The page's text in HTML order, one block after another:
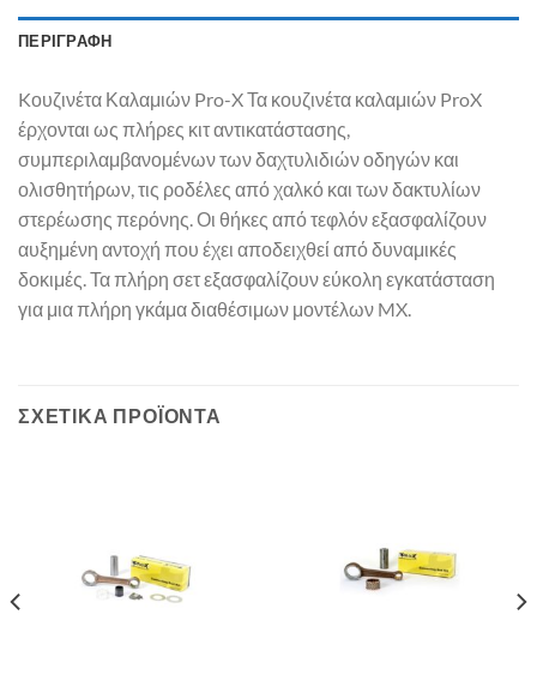
ΠΕΡΙΓΡΑΦΉ
Kουζινέτα Καλαμιών Pro-X Τα κουζινέτα καλαμιών ProX
έρχονται ως πλήρες κιτ αντικατάστασης,
συμπεριλαμβανομένων των δαχτυλιδιών οδηγών και
ολισθητήρων, τις ροδέλες από χαλκό και των δακτυλίων
στερέωσης περόνης. Οι θήκες από τεφλόν εξασφαλίζουν
αυξημένη αντοχή που έχει αποδειχθεί από δυναμικές
δοκιμές. Τα πλήρη σετ εξασφαλίζουν εύκολη εγκατάσταση
για μια πλήρη γκάμα διαθέσιμων μοντέλων MX.
ΣΧΕΤΙΚΆ ΠΡΟΪΌΝΤΑ